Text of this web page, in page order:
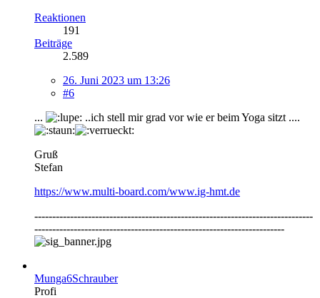
Reaktionen
191
Beiträge
2.589
26. Juni 2023 um 13:26
#6
...
..ich stell mir grad vor wie er beim Yoga sitzt ....
Gruß
Stefan
https://www.multi-board.com/www.ig-hmt.de
------------------------------------------------------------------------------
----------------------------------------------------------------------
Munga6Schrauber
Profi